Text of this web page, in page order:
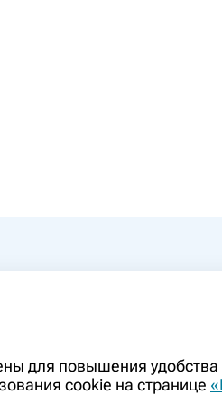
должна использоваться для
заменой очной консультации
препарата. Информация о
для повышения
cookie на странице